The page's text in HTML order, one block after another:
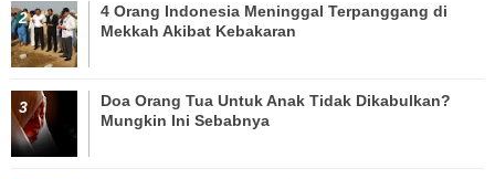
4 Orang Indonesia Meninggal Terpanggang di
Mekkah Akibat Kebakaran
Doa Orang Tua Untuk Anak Tidak Dikabulkan?
Mungkin Ini Sebabnya